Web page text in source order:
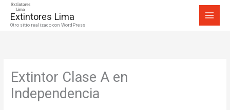
Extintores Lima
Otro sitio realizado con WordPress
Extintor Clase A en
Independencia